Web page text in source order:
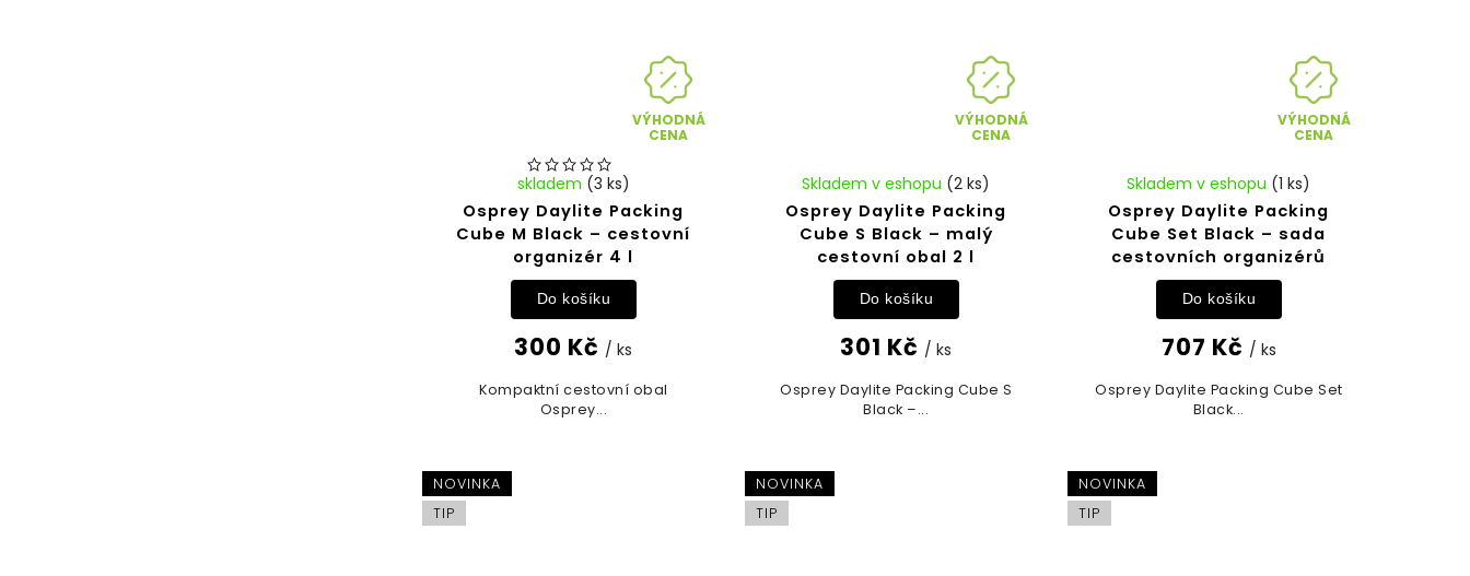
VÝHODNÁ
CENA
Osprey Daylite Packing
Cube M Black – cestovní
organizér 4 l
skladem (3 ks)
300 Kč / ks
Do košíku
Kompaktní cestovní obal
Osprey...
VÝHODNÁ
CENA
Osprey Daylite Packing
Cube S Black – malý
cestovní obal 2 l
Skladem v eshopu (2 ks)
301 Kč / ks
Do košíku
Osprey Daylite Packing Cube S
Black –...
VÝHODNÁ
CENA
Osprey Daylite Packing
Cube Set Black – sada
cestovních organizérů
Skladem v eshopu (1 ks)
707 Kč / ks
Do košíku
Osprey Daylite Packing Cube Set
Black...
NOVINKA
TIP
NOVINKA
TIP
NOVINKA
TIP